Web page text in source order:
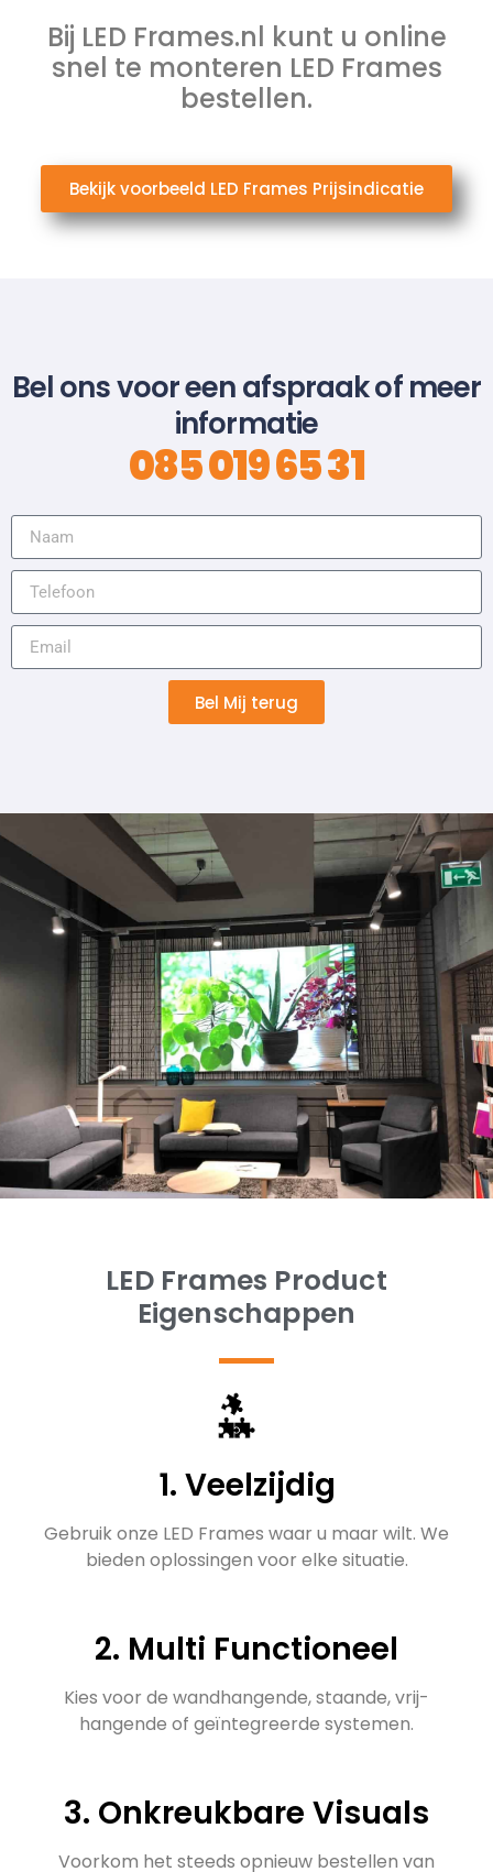
Bij LED Frames.nl kunt u online
snel te monteren LED Frames
bestellen.
Bekijk voorbeeld LED Frames Prijsindicatie
Bel ons voor een afspraak of meer
informatie
085 019 65 31
Bel Mij terug
LED Frames Product
Eigenschappen
1. Veelzijdig
Gebruik onze LED Frames waar u maar wilt. We
bieden oplossingen voor elke situatie.
2. Multi Functioneel
Kies voor de wandhangende, staande, vrij-
hangende of geïntegreerde systemen.
3. Onkreukbare Visuals
Voorkom het steeds opnieuw bestellen van